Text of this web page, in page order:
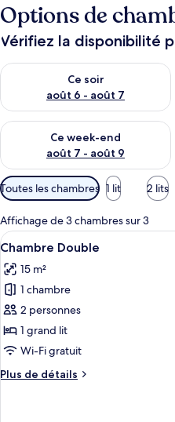
Options de
Vérifiez la disponibilité
Ce soir
août 6 - août 7
Vérifier la disponibilité pour ce
Ce week-end
août 7 - août 9
Vérifier la disponibilité pour
Filtres
disponibles
pour
les
chambres
Toutes les chambres 1 lit 2 lits
Affichage de 3 chambres sur 3
Afficher
toutes
les
photos
pour
ce
type
chambre :
4
Chambre Double
15 m²
1 chambre
2 personnes
1 grand lit
Wi-Fi gratuit
Plus de détails
Plus